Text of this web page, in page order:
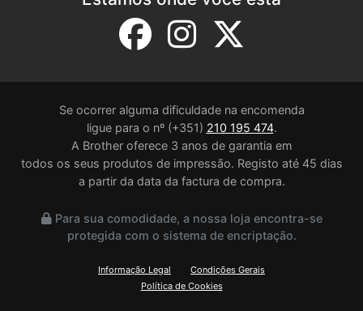
Se ocorrer alguma dificuldade na encomenda
ligue para o nº (+351) 210 195 474.
A Brother oferece 3 anos de garantia em
todos os seus produtos de impressão. Registo até 45 dias
a partir da data da factura de compra.
Para sua comodidade, a nossa loja encontra-se
protegida com o sistema de encriptação.
Informação Legal
Condições Gerais
Política de Cookies